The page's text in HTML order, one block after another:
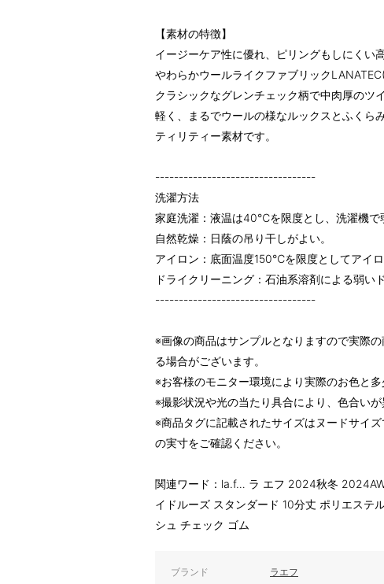
【素材の特徴】
イージーケア性に優れ、ピリングもしにくい
やわらかウールライクファブリック
クラシックなグレンチェック柄で中肉厚のツイ
軽く、まるでウールの様なルックスとふくら
ティリティー素材です。
----------------------------------
洗濯方法
家庭洗濯：液温は40℃を限度とし、洗濯機で
自然乾燥：日蔭の吊り干しがよい。
アイロン：底面温度150℃を限度としてアイロ
ドライクリーニング：石油系溶剤による弱い
----------------------------------
※画像の商品はサンプルとなりますので実際
る場合がございます。
※お客様のモニター環境により実際のお色と多
※撮影状況や光の当たり具合により、色合い
※商品タグに記載されたサイズはヌードサイ
の実寸をご確認ください。
関連ワード：la.f… ラ エフ 2024秋冬
イドルーズ スタンダード 10分丈 ポリエステ
シュ チェック ゴム
ブランド ラエフ